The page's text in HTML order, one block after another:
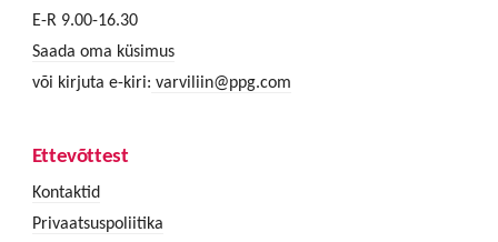
E-R 9.00-16.30
Saada oma küsimus
või kirjuta e-kiri: varviliin@ppg.com
Ettevõttest
Kontaktid
Privaatsuspoliitika